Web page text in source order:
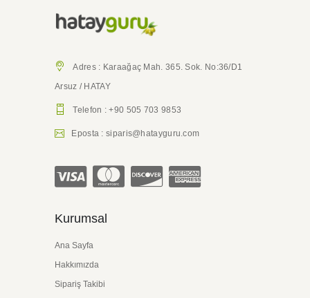
Adres : Karaağaç Mah. 365. Sok. No:36/D1
Arsuz / HATAY
Telefon : +90 505 703 9853
Eposta : siparis@hatayguru.com
Kurumsal
Ana Sayfa
Hakkımızda
Sipariş Takibi